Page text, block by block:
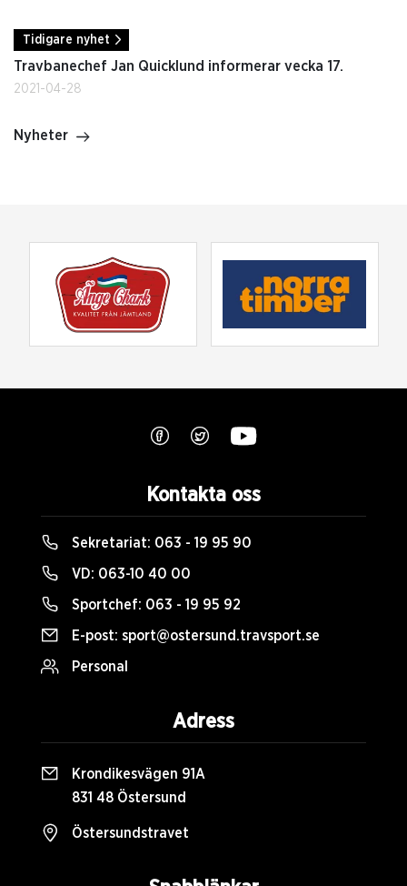
Tidigare nyhet
Travbanechef Jan Quicklund informerar vecka 17.
2021-04-28
Nyheter
Kontakta oss
Sekretariat: 063 - 19 95 90
VD: 063-10 40 00
Sportchef: 063 - 19 95 92
E-post: sport@ostersund.travsport.se
Personal
Adress
Krondikesvägen 91A
831 48 Östersund
Östersundstravet